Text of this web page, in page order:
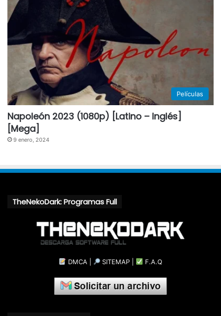
Películas
Napoleón 2023 (1080p) [Latino – Inglés]
[Mega]
9 enero, 2024
TheNekoDark: Programas Full
DMCA SITEMAP F.A.Q